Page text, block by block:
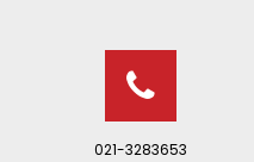
021-3283653